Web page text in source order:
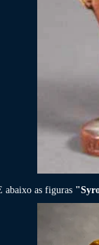
abaixo as figuras